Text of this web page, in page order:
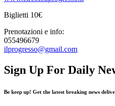
Biglietti 10€
Prenotazioni e info:
055496679
ilprogresso@gmail.com
Sign Up For Daily
Be keep up! Get the latest breaking news